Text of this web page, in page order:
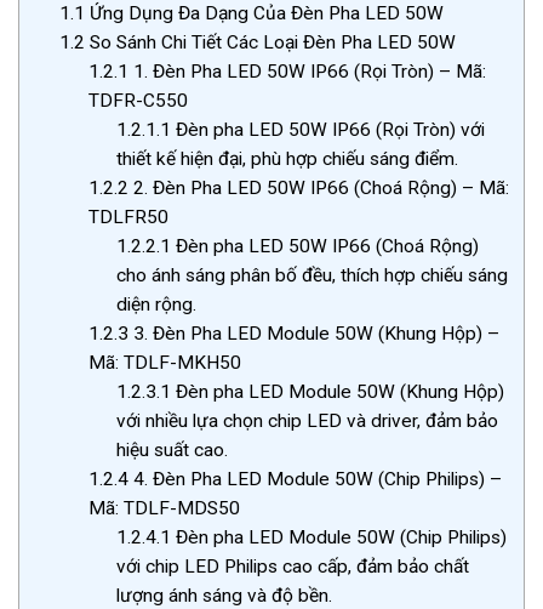
1.1 Ứng Dụng Đa Dạng Của Đèn Pha LED 50W
1.2 So Sánh Chi Tiết Các Loại Đèn Pha LED 50W
1.2.1 1. Đèn Pha LED 50W IP66 (Rọi Tròn) – Mã:
TDFR-C550
1.2.1.1 Đèn pha LED 50W IP66 (Rọi Tròn) với
thiết kế hiện đại, phù hợp chiếu sáng điểm.
1.2.2 2. Đèn Pha LED 50W IP66 (Choá Rộng) – Mã:
TDLFR50
1.2.2.1 Đèn pha LED 50W IP66 (Choá Rộng)
cho ánh sáng phân bố đều, thích hợp chiếu sáng
diện rộng.
1.2.3 3. Đèn Pha LED Module 50W (Khung Hộp) –
Mã: TDLF-MKH50
1.2.3.1 Đèn pha LED Module 50W (Khung Hộp)
với nhiều lựa chọn chip LED và driver, đảm bảo
hiệu suất cao.
1.2.44. Đèn Pha LED Module 50W (Chip Philips) –
Mã: TDLF-MDS50
1.2.4.1 Đèn pha LED Module 50W (Chip Philips)
với chip LED Philips cao cấp, đảm bảo chất
lượng ánh sáng và độ bền.